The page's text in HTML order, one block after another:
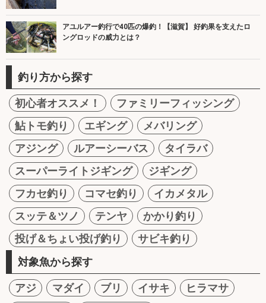
アユルアー釣行で40匹の爆釣！【滋賀】 好釣果を支えたロ
ングロッドの威力とは？
釣り方から探す
初心者オススメ！
ファミリーフィッシング
鮎トモ釣り
エギング
メバリング
アジング
ルアーシーバス
タイラバ
スーパーライトジギング
ジギング
フカセ釣り
コマセ釣り
イカメタル
スッテ＆ツノ
テンヤ
かかり釣り
投げ＆ちょい投げ釣り
サビキ釣り
対象魚から探す
アジ マダイ ブリ イサキ
ヒラマサ